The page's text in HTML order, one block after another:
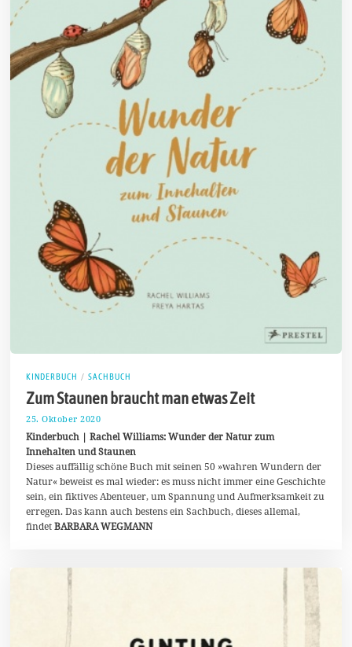
KINDERBUCH / SACHBUCH
Zum Staunen braucht man etwas Zeit
25. Oktober 2020
N
o
v
e
b
e
r
Kinderbuch | Rachel Williams: Wunder der Natur zum
Innehalten und Staunen
Dieses auffällig schöne Buch mit seinen 50 »wahren Wundern der
Natur« beweist es mal wieder: es muss nicht immer eine Geschichte
sein, ein fiktives Abenteuer, um Spannung und Aufmerksamkeit zu
erregen. Das kann auch bestens ein Sachbuch, dieses allemal,
findetBARBARA WEGMANN